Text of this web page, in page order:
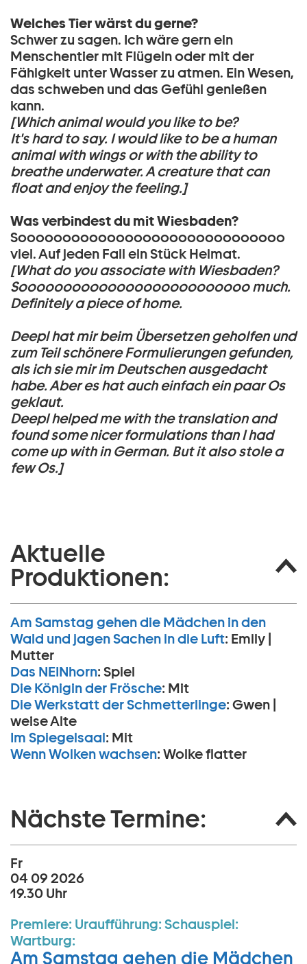
Welches Tier wärst du gerne?
Schwer zu sagen. Ich wäre gern ein
Menschentier mit Flügeln oder mit der
Fähigkeit unter Wasser zu atmen. Ein Wesen,
das schweben und das Gefühl genießen
kann.
[Which animal would you like to be?
It's hard to say. I would like to be a human
animal with wings or with the ability to
breathe underwater. A creature that can
float and enjoy the feeling.]
Was verbindest du mit Wiesbaden?
Soooooooooooooooooooooooooooooo
viel. Auf jeden Fall ein Stück Heimat.
[What do you associate with Wiesbaden?
Soooooooooooooooooooooooooo much.
Definitely a piece of home.
Deepl hat mir beim Übersetzen geholfen und
zum Teil schönere Formulierungen gefunden,
als ich sie mir im Deutschen ausgedacht
habe. Aber es hat auch einfach ein paar Os
geklaut.
Deepl helped me with the translation and
found some nicer formulations than I had
come up with in German. But it also stole a
few Os.]
Aktuelle
Produktionen:
Am Samstag gehen die Mädchen in den
Wald und jagen Sachen in die Luft: Emily |
Mutter
Das NEINhorn: Spiel
Die Königin der Frösche: Mit
Die Werkstatt der Schmetterlinge: Gwen |
weise Alte
Im Spiegelsaal: Mit
Wenn Wolken wachsen: Wolke flatter
Nächste Termine:
Fr
04 09 2026
19.30 Uhr
Premiere: Uraufführung: Schauspiel:
Wartburg:
Am Samstag gehen die Mädchen